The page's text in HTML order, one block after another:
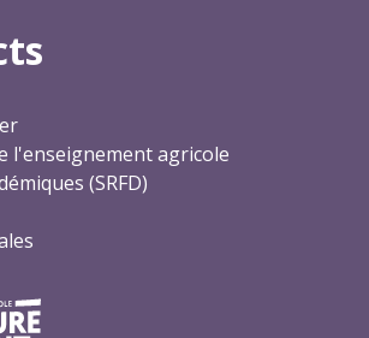
l'enseignement agricole
(SRFD)